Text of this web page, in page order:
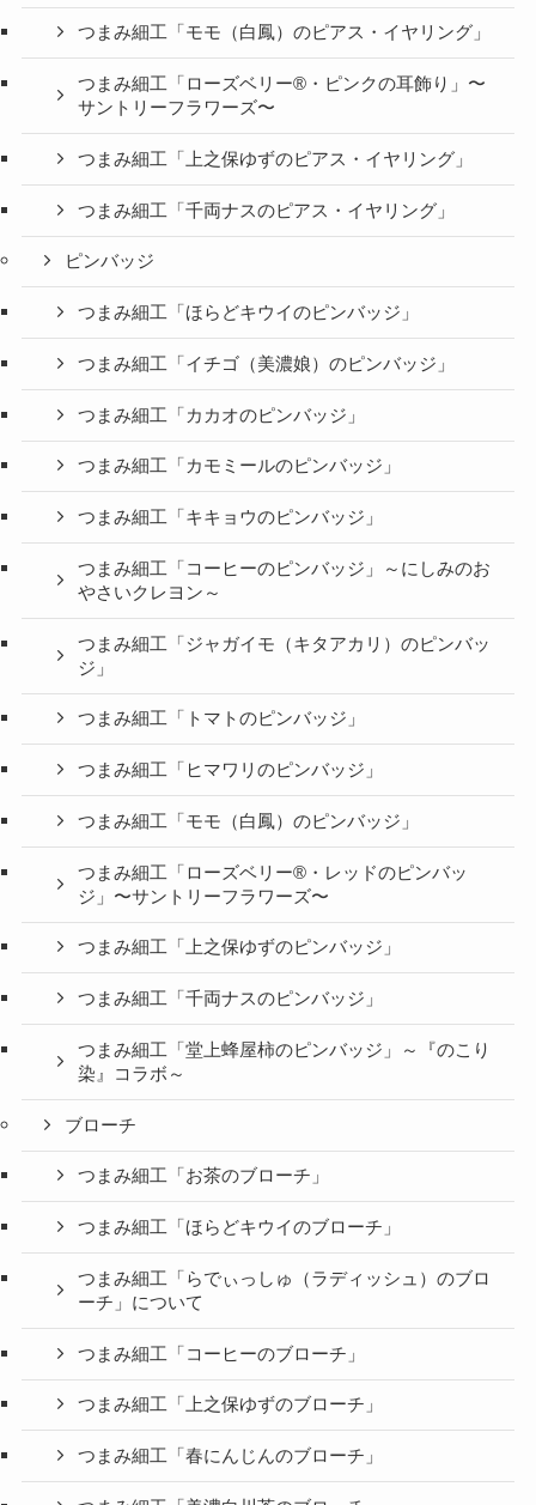
つまみ細工「モモ（白鳳）のピアス・イヤリング」
つまみ細工「ローズベリー®・ピンクの耳飾り」〜
サントリーフラワーズ〜
つまみ細工「上之保ゆずのピアス・イヤリング」
つまみ細工「千両ナスのピアス・イヤリング」
ピンバッジ
つまみ細工「ほらどキウイのピンバッジ」
つまみ細工「イチゴ（美濃娘）のピンバッジ」
つまみ細工「カカオのピンバッジ」
つまみ細工「カモミールのピンバッジ」
つまみ細工「キキョウのピンバッジ」
つまみ細工「コーヒーのピンバッジ」～にしみのお
やさいクレヨン～
つまみ細工「ジャガイモ（キタアカリ）のピンバッ
ジ」
つまみ細工「トマトのピンバッジ」
つまみ細工「ヒマワリのピンバッジ」
つまみ細工「モモ（白鳳）のピンバッジ」
つまみ細工「ローズベリー®・レッドのピンバッ
ジ」〜サントリーフラワーズ〜
つまみ細工「上之保ゆずのピンバッジ」
つまみ細工「千両ナスのピンバッジ」
つまみ細工「堂上蜂屋柿のピンバッジ」～『のこり
染』コラボ～
ブローチ
つまみ細工「お茶のブローチ」
つまみ細工「ほらどキウイのブローチ」
つまみ細工「らでぃっしゅ（ラディッシュ）のブロ
ーチ」について
つまみ細工「コーヒーのブローチ」
つまみ細工「上之保ゆずのブローチ」
つまみ細工「春にんじんのブローチ」